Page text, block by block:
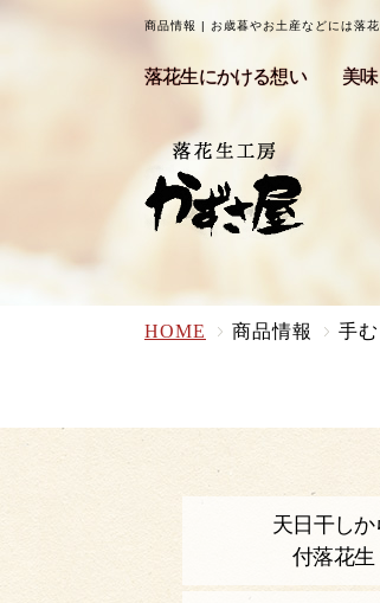
商品情報 | お歳暮やお土産などには落
落花生にかける想い 美
HOME 商品情報 手
天日干しか
付落花生